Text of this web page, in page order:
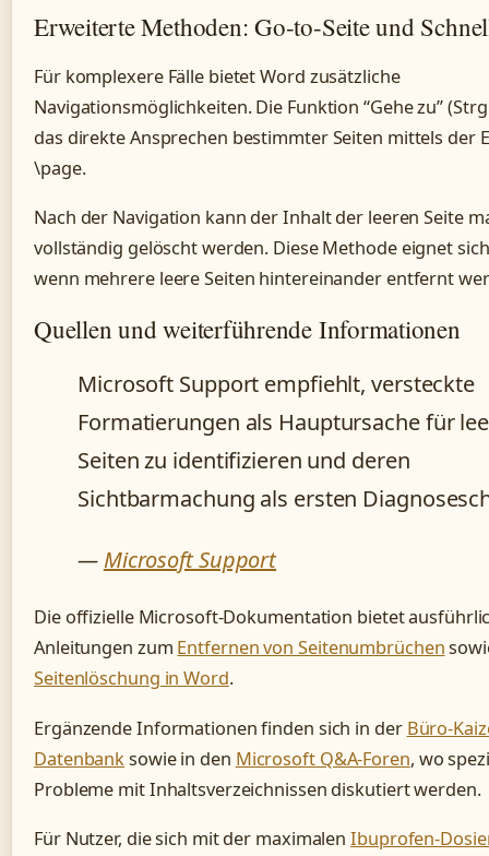
Erweiterte Methoden: Go-to-Seite und
Für komplexere Fälle bietet Word zusätzliche
Navigationsmöglichkeiten. Die Funktion “Gehe zu”
das direkte Ansprechen bestimmter Seiten mittels der
\page.
Nach der Navigation kann der Inhalt der leeren Seite
vollständig gelöscht werden. Diese Methode eignet
wenn mehrere leere Seiten hintereinander entfernt
Quellen und weiterführende Informationen
Microsoft Support empfiehlt, versteckte
Formatierungen als Hauptursache für
Seiten zu identifizieren und deren
Sichtbarmachung als ersten
— Microsoft Support
Die offizielle Microsoft-Dokumentation bietet
Anleitungen zum Entfernen von Seitenumbrüchen
Seitenlöschung in Word.
Ergänzende Informationen finden sich in der Büro-
Datenbanksowie in den Microsoft Q&A-Foren, wo
Probleme mit Inhaltsverzeichnissen diskutiert werden.
Für Nutzer, die sich mit der maximalenIbuprofen-